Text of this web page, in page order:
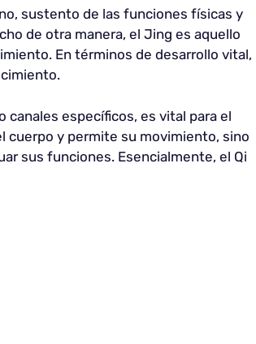
sustento de las funciones físicas y
de otra manera, el Jing es aquello
En términos de desarrollo vital,
canales específicos, es vital para el
cuerpo y permite su movimiento, sino
sus funciones. Esencialmente, el Qi